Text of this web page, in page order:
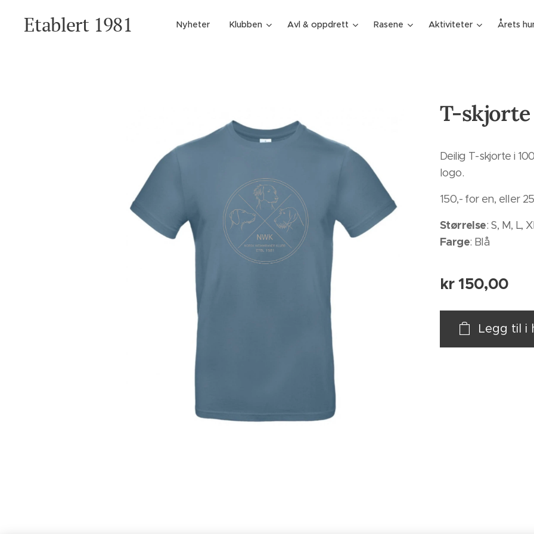
Etablert 1981 Nyheter Klubben Avl & oppdrett Rasene Aktiviteter Årets
T-skjorte
Deilig T-skjorte i
logo.
150,- for en, eller
Størrelse: S, M, L,
Farge: Blå
kr150,00
Legg til i